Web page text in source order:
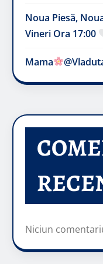
Noua Piesă,
Vineri Ora 17:00
Mama
Niciun